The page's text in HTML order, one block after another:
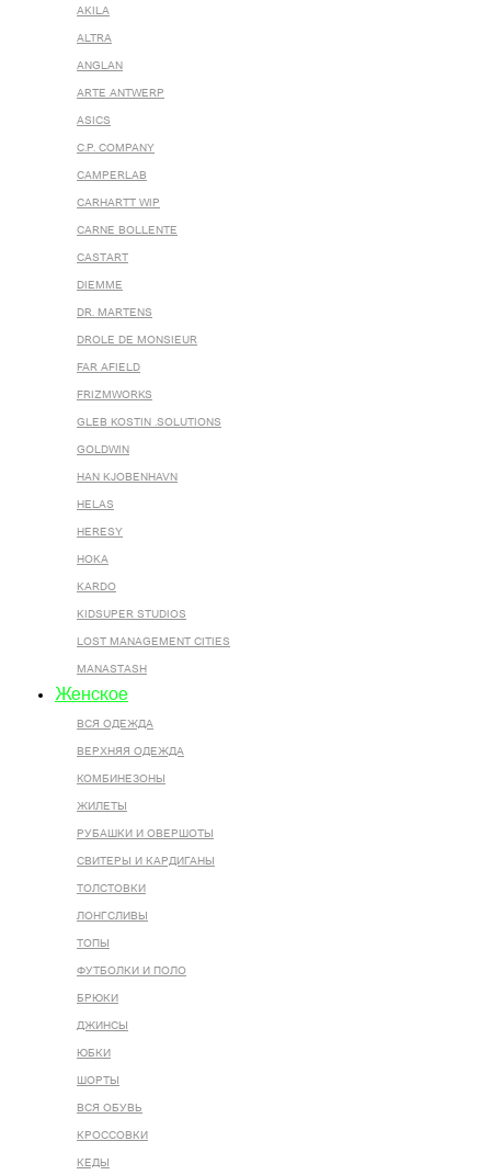
AKILA
ALTRA
ANGLAN
ARTE ANTWERP
ASICS
C.P. COMPANY
CAMPERLAB
CARHARTT WIP
CARNE BOLLENTE
CASTART
DIEMME
DR. MARTENS
DROLE DE MONSIEUR
FAR AFIELD
FRIZMWORKS
GLEB KOSTIN .SOLUTIONS
GOLDWIN
HAN KJOBENHAVN
HELAS
HERESY
HOKA
KARDO
KIDSUPER STUDIOS
LOST MANAGEMENT CITIES
MANASTASH
Женское
ВСЯ ОДЕЖДА
ВЕРХНЯЯ ОДЕЖДА
КОМБИНЕЗОНЫ
ЖИЛЕТЫ
РУБАШКИ И ОВЕРШОТЫ
СВИТЕРЫ И КАРДИГАНЫ
ТОЛСТОВКИ
ЛОНГСЛИВЫ
ТОПЫ
ФУТБОЛКИ И ПОЛО
БРЮКИ
ДЖИНСЫ
ЮБКИ
ШОРТЫ
ВСЯ ОБУВЬ
КРОССОВКИ
КЕДЫ